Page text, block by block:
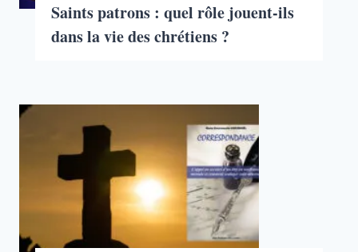
Saints patrons : quel rôle jouent-ils
dans la vie des chrétiens ?